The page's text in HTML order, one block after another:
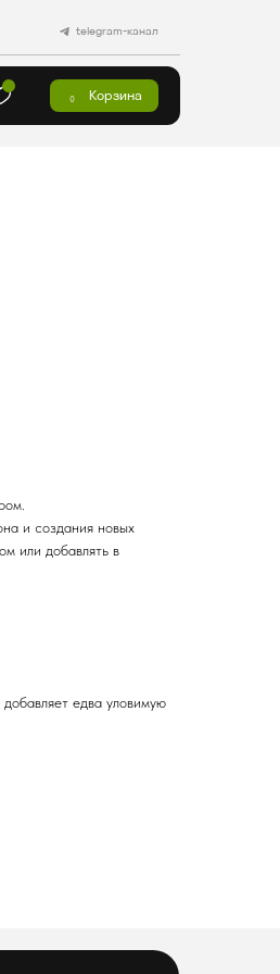
telegram-канал
Корзина
0
и создания новых
или добавлять в
едва уловимую